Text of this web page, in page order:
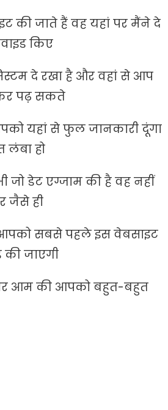
की जाते हैं वह यहां पर मैंने दे
किए
दे रखा है और वहां से आप
पढ़ सकते
यहां से फुल जानकारी दूंगा
लंबा हो
जो डेट एग्जाम की है वह नहीं
जैसे ही
सबसे पहले इस वेबसाइट
की जाएगी
पर आम की आपको बहुत-बहुत